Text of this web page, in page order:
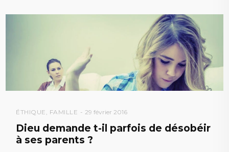
ÉTHIQUE , FAMILLE 29 février 2016
Dieu demande t-il parfois de désobéir
à ses parents ?